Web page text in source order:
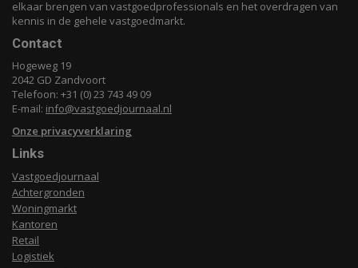
elkaar brengen van vastgoedprofessionals en het overdragen van
kennis in de gehele vastgoedmarkt.
Contact
Hogeweg 19
2042 GD Zandvoort
Telefoon: +31 (0) 23 743 49 09
E-mail: info@vastgoedjournaal.nl
Onze privacyverklaring
Links
Vastgoedjournaal
Achtergronden
Woningmarkt
Kantoren
Retail
Logistiek